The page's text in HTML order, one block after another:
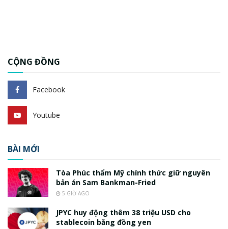
CỘNG ĐỒNG
Facebook
Youtube
BÀI MỚI
Tòa Phúc thẩm Mỹ chính thức giữ nguyên
bản án Sam Bankman-Fried
5 GIỜ AGO
JPYC huy động thêm 38 triệu USD cho
stablecoin bằng đồng yen